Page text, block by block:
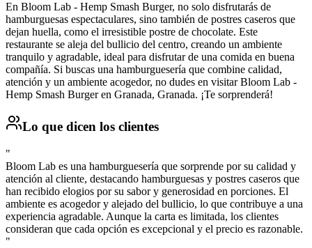
En Bloom Lab - Hemp Smash Burger, no solo disfrutarás de
hamburguesas espectaculares, sino también de postres caseros que
dejan huella, como el irresistible postre de chocolate. Este
restaurante se aleja del bullicio del centro, creando un ambiente
tranquilo y agradable, ideal para disfrutar de una comida en buena
compañía. Si buscas una hamburguesería que combine calidad,
atención y un ambiente acogedor, no dudes en visitar Bloom Lab -
Hemp Smash Burger en Granada, Granada. ¡Te sorprenderá!
Lo que dicen los clientes
"
Bloom Lab es una hamburguesería que sorprende por su calidad y
atención al cliente, destacando hamburguesas y postres caseros que
han recibido elogios por su sabor y generosidad en porciones. El
ambiente es acogedor y alejado del bullicio, lo que contribuye a una
experiencia agradable. Aunque la carta es limitada, los clientes
consideran que cada opción es excepcional y el precio es razonable.
"